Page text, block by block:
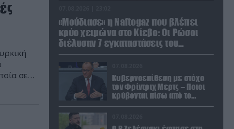
σε
«Μούδιασε» η Naftogaz που βλέπει
κρύο χειμώνα στο Κίεβο: Οι Ρώσοι
διέλυσαν 7 εγκαταστάσεις του
ουκρανικού κολοσσού!
Κυβερνοεπίθεση με στόχο
τον Φρίντριχ Μερτς – Ποιοι
κρύβονται πίσω από το
παραποιημένο βίντεο